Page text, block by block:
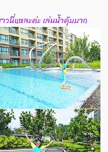
นี่แหละค่ะ เล่นน้ำคุ้มมาก